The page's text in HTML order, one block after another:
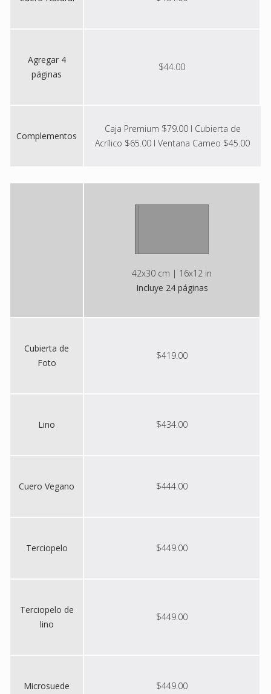
Agregar 4
páginas
$44.00
Complementos
Caja Premium $79.00 I Cubierta de
Acrílico $65.00 I Ventana Cameo $45.00
42x30 cm | 16x12 in
Incluye 24 páginas
Cubierta de
Foto
$419.00
Lino $434.00
Cuero Vegano $444.00
Terciopelo $449.00
Terciopelo de
lino
$449.00
Microsuede $449.00